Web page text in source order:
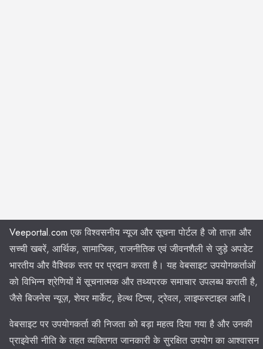
Veeportal.com एक विश्वसनीय न्यूज और सूचना पोर्टल है जो ताज़ा और
सच्ची खबरें, आर्थिक, सामाजिक, राजनीतिक एवं जीवनशैली से जुड़े अपडेट
भारतीय और वैश्विक स्तर पर प्रदान करता है। यह वेबसाइट उपयोगकर्ताओं
को विभिन्न श्रेणियों में सूचनात्मक और तथ्यपरक समाचार उपलब्ध कराती है,
जैसे बिजनेस न्यूज़, शेयर मार्केट, हेल्थ टिप्स, ट्रेवल, लाइफस्टाइल आदि।
वेबसाइट पर उपयोगकर्ता की निजता को बड़ा महत्व दिया गया है और उनकी
प्राइवेसी नीति के तहत व्यक्तिगत जानकारी के सुरक्षित उपयोग का आश्वासन